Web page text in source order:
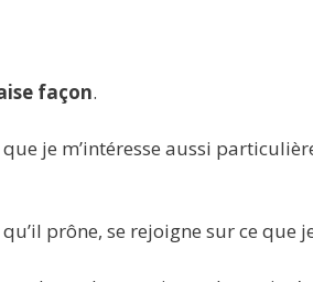
façon.
je m’intéresse aussi
prône, se rejoigne sur ce que